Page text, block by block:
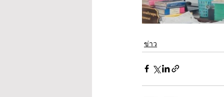
ข่าว